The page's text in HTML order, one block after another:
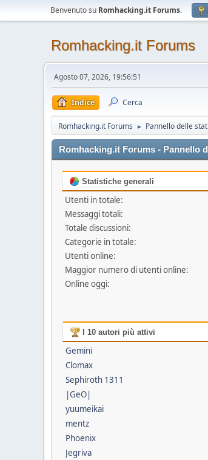
Benvenuto su Romhacking.it Forums.
Romhacking.it Forums
Agosto 07, 2026, 19:56:51
Indice Cerca
Romhacking.it Forums ► Pannello delle
Romhacking.it Forums - Pannello
Statistiche generali
Utenti in totale:
Messaggi totali:
Totale discussioni:
Categorie in totale:
Utenti online:
Maggior numero di utenti online:
Online oggi:
I 10 autori più attivi
Gemini
Clomax
Sephiroth 1311
|GeO|
yuumeikai
mentz
Phoenix
Jegriva